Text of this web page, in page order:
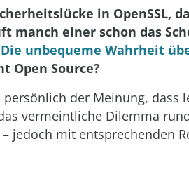
in OpenSSL,
manch einer schon das
Die unbequeme Wahrheit
Open Source?
persönlich der Meinung, dass
vermeintliche Dilemma
jedoch mit entsprechenden